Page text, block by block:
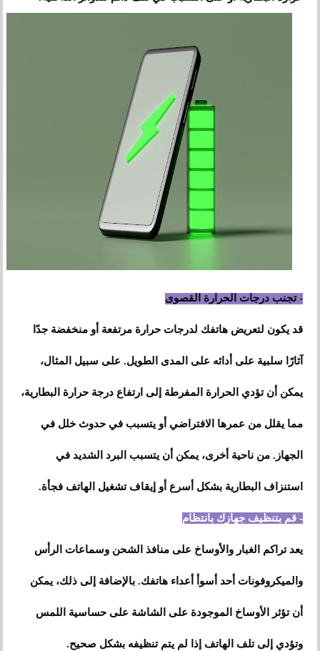
- تجنب درجات الحرارة القصوى
قد يكون لتعريض هاتفك لدرجات حرارة مرتفعة أو منخفضة جدًا
آثارًا سلبية على أدائه على المدى الطويل. على سبيل المثال،
يمكن أن تؤدي الحرارة المفرطة إلى ارتفاع درجة حرارة البطارية،
مما يقلل من عمرها الافتراضي أو يتسبب في حدوث خلل في
الجهاز. من ناحية أخرى، يمكن أن يتسبب البرد الشديد في
استنزاف البطارية بشكل أسرع أو إيقاف تشغيل الهاتف فجأة.
- قم بتنظيف جهازك بانتظام
يعد تراكم الغبار والأوساخ على منافذ الشحن وسماعات الرأس
والميكروفونات أحد أسوأ أعداء هاتفك. بالإضافة إلى ذلك، يمكن
أن تؤثر الأوساخ الموجودة على الشاشة على حساسية اللمس
وتؤدي إلى تلف الهاتف إذا لم يتم تنظيفه بشكل صحيح.